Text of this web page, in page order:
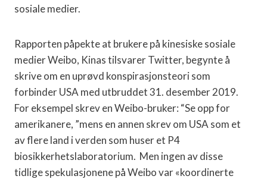
sosiale medier.
Rapporten påpekte at brukere på kinesiske sosiale
medier Weibo, Kinas tilsvarer Twitter, begynte å
skrive om en uprøvd konspirasjonsteori som
forbinder USA med utbruddet 31. desember 2019.
For eksempel skrev en Weibo-bruker: “Se opp for
amerikanere, ”mens en annen skrev om USA som et
av flere land i verden som huser et P4
biosikkerhetslaboratorium. Men ingen av disse
tidlige spekulasjonene på Weibo var «koordinerte